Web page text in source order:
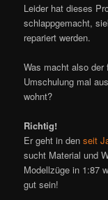
Leider hat dieses
schlappgemacht,
repariert werden.
Was macht also der
Umschulung mal
wohnt?
Richtig!
Er geht in denseit
sucht Material und
Modellzüge in 1:87
gut sein!